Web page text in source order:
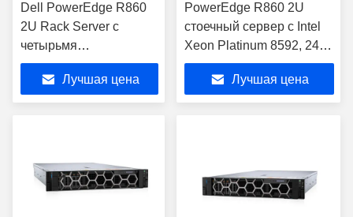
Dell PowerEdge R860
2U Rack Server с
четырьмя
процессорами Intel
Xeon
Лучшая цена
PowerEdge R860 2U
стоечный сервер с Intel
Xeon Platinum 8592, 24
отсека NVMe
Лучшая цена